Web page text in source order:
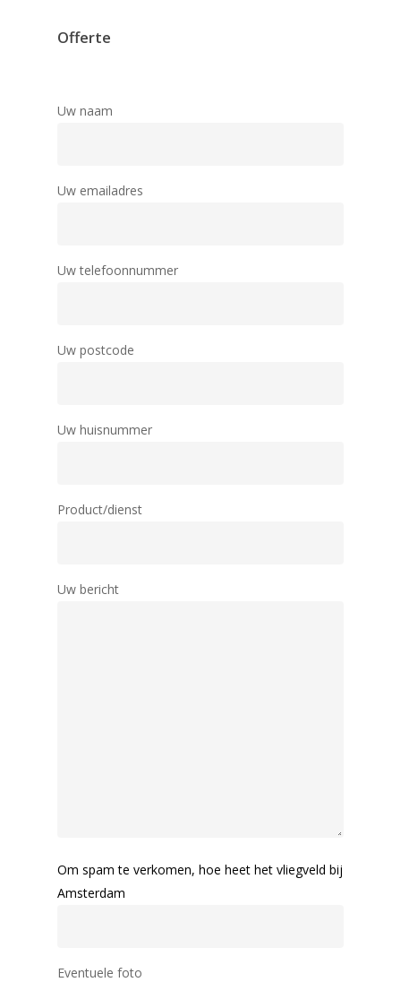
Offerte
Uw naam
Uw emailadres
Uw telefoonnummer
Uw postcode
Uw huisnummer
Product/dienst
Uw bericht
Om spam te verkomen, hoe heet het vliegveld bij
Amsterdam
Eventuele foto